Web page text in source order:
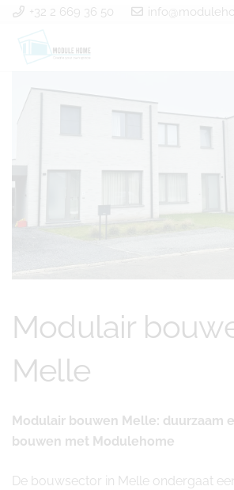
+32 2 669 36 50
Modulair
Melle
Modulair bouwen Melle: duurzaam
bouwen met Modulehome
De bouwsector in Melle ondergaat